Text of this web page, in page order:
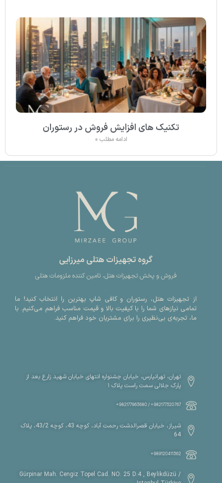
تکنیک های افزایش فروش در رستوران
ادامه مطلب »
گروه تجهیزات هتلی میرزایی
فروش و پخش تجهیزات هتل، تامین کننده ملزومات هتلی
از تجهیزات هتل، رستوران و کافی شاپ بهترین را انتخاب کنید! ما
تمامی نیازهای شما را با کیفیت بالا و قیمت مناسب فراهم می‌کنیم. با
ما، تجربه‌ی بی‌نظیری را برای مشتریان خود فراهم کنید.
تهران، تهرانپارس، خیابان جشنواره انتهای خیابان شهید زارع بعد از
پارک جلالی سمت راست پلاک ۱
982177320767+ / 982177963680+
شیراز، خیابان قصرالدشت رحمت آباد، کوچه 43، کوچه 43/2، پلاک
64
989120411362+
Gürpinar Mah. Cengiz Topel Cad. NO: 25 D:4 , Beylikdüzü /